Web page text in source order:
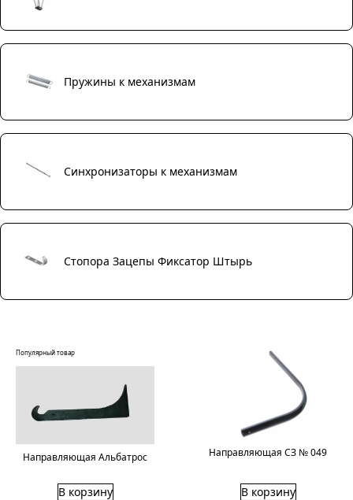
Пружины к механизмам
Синхронизаторы к механизмам
Стопора Зацепы Фиксатор Штырь
Популярный товар
Направляющая Альбатрос
В корзину
Направляющая СЗ № 049
В корзину